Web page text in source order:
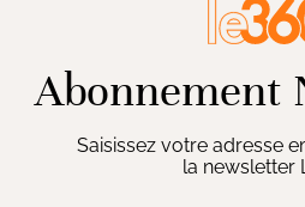
Abonnement
Saisissez votre adresse
la newsletter